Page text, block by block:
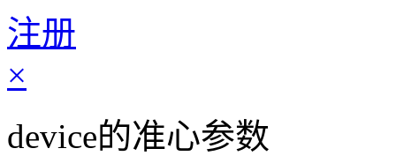
注册
×
device的准心参数